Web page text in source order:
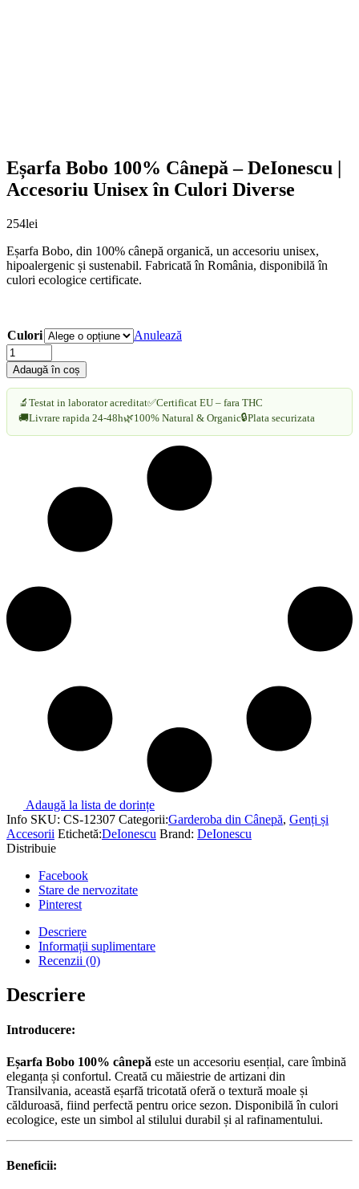
Eșarfa Bobo 100% Cânepă – DeIonescu |
Accesoriu Unisex în Culori Diverse
254lei
Eșarfa Bobo, din 100% cânepă organică, un accesoriu unisex,
hipoalergenic și sustenabil. Fabricată în România, disponibilă în
culori ecologice certificate.
Culori
Anulează
Eșarfa
Bobo
100%
Cânepă
DeIonescu
|
Adaugă în coș
🔬 Testat in laborator acreditat✅Certificat EU – fara THC
🚚Livrare rapida 24-48h🌿100% Natural & Organic🔒Plata securizata
Adaugă la lista de dorințe
Info SKU: CS-12307 Categorii:Garderoba din Cânepă, Genți și
Accesorii Etichetă:DeIonescu Brand: DeIonescu
Distribuie
Facebook
Stare de nervozitate
Pinterest
Descriere
Informații suplimentare
Recenzii (0)
Descriere
Introducere:
Eșarfa Bobo 100% cânepă este un accesoriu esențial, care îmbină
eleganța și confortul. Creată cu măiestrie de artizani din
Transilvania, această eșarfă tricotată oferă o textură moale și
călduroasă, fiind perfectă pentru orice sezon. Disponibilă în culori
ecologice, este un simbol al stilului durabil și al rafinamentului.
Beneficii: